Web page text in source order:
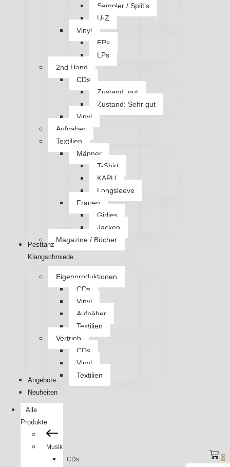
Sampler / Split’s
U-Z
Vinyl
EPs
LPs
2nd Hand
CDs
Zustand: gut
Zustand: Sehr gut
Vinyl
Aufnäher
Textilien
Männer
T-Shirt
KAPU
Longsleeve
Frauen
Girlies
Jacken
Magazine / Bücher
Pesttanz
Klangschmiede
Eigenproduktionen
CDs
Vinyl
Aufnäher
Textilien
Vertrieb
CDs
Vinyl
Textilien
Angebote
Neuheiten
Alle
Produkte
Musik
CDs
0